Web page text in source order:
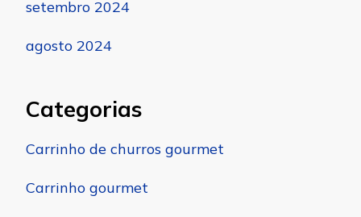
setembro 2024
agosto 2024
Categorias
Carrinho de churros gourmet
Carrinho gourmet